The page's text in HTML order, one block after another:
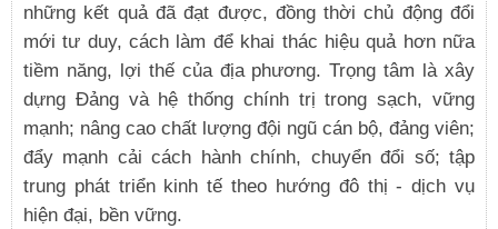
những kết quả đã đạt được, đồng thời chủ động đổi
mới tư duy, cách làm để khai thác hiệu quả hơn nữa
tiềm năng, lợi thế của địa phương. Trọng tâm là xây
dựng Đảng và hệ thống chính trị trong sạch, vững
mạnh; nâng cao chất lượng đội ngũ cán bộ, đảng viên;
đẩy mạnh cải cách hành chính, chuyển đổi số; tập
trung phát triển kinh tế theo hướng đô thị - dịch vụ
hiện đại, bền vững.